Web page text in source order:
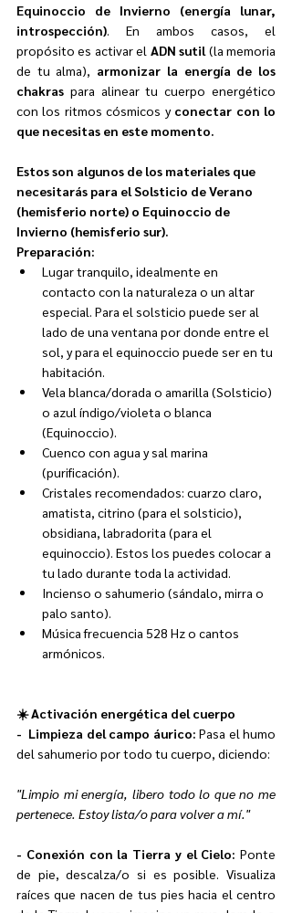
Equinoccio de Invierno (energía lunar,
introspección). En ambos casos, el
propósito es activar el ADN sutil (la memoria
de tu alma), armonizar la energía de los
chakras para alinear tu cuerpo energético
con los ritmos cósmicos y conectar con lo
que necesitas en este momento.
Estos son algunos de los materiales que
necesitarás para el Solsticio de Verano
(hemisferio norte) o Equinoccio de
Invierno (hemisferio sur).
Preparación:
Lugar tranquilo, idealmente en
contacto con la naturaleza o un altar
especial. Para el solsticio puede ser al
lado de una ventana por donde entre el
sol, y para el equinoccio puede ser en tu
habitación.
Vela blanca/dorada o amarilla (Solsticio)
o azul índigo/violeta o blanca
(Equinoccio).
Cuenco con agua y sal marina
(purificación).
Cristales recomendados: cuarzo claro,
amatista, citrino (para el solsticio),
obsidiana, labradorita (para el
equinoccio). Estos los puedes colocar a
tu lado durante toda la actividad.
Incienso o sahumerio (sándalo, mirra o
palo santo).
Música frecuencia 528 Hz o cantos
armónicos.
☀️ Activación energética del cuerpo
-  Limpieza del campo áurico: Pasa el humo
del sahumerio por todo tu cuerpo, diciendo:
"Limpio mi energía, libero todo lo que no me
pertenece. Estoy lista/o para volver a mí."
- Conexión con la Tierra y el Cielo: Ponte
de pie, descalza/o si es posible. Visualiza
raíces que nacen de tus pies hacia el centro